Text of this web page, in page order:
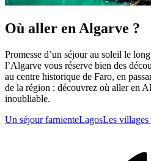
Où aller en Algarve ?
Promesse d’un séjour au soleil le
l’Algarve vous réserve bien des
au centre historique de Faro, en
de la région : découvrez où aller en
inoubliable.
Un séjour farnienteLagosLes villages